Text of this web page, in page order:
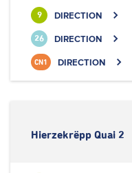
9 DIRECTION
26 DIRECTION
CN1 DIRECTION
Hierzekrëpp Quai 2